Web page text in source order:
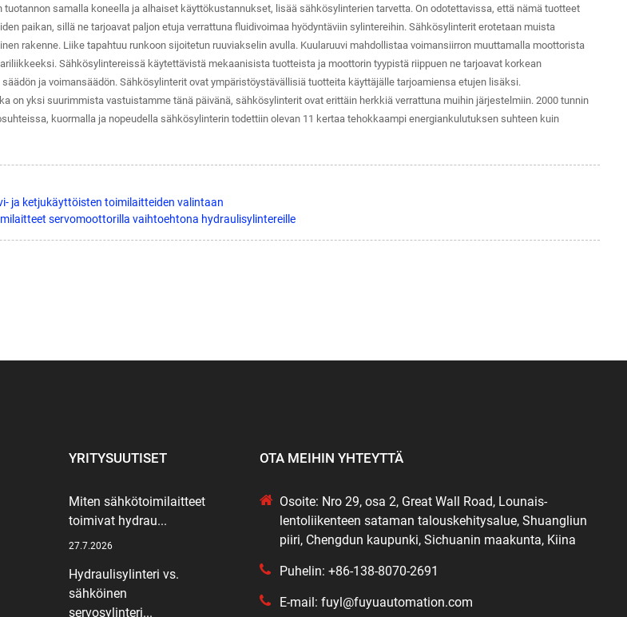
samalla koneella ja alhaiset käyttökustannukset, lisää sähkösylinterien tarvetta. On odotettavissa, että nämä tuotteet
paikan, sillä ne tarjoavat paljon etuja verrattuna fluidivoimaa hyödyntäviin sylintereihin. Sähkösylinterit erotetaan muista
rakenne. Liike tapahtuu runkoon sijoitetun ruuviakselin avulla. Kuularuuvi mahdollistaa voimansiirron muuttamalla moottorista
Sähkösylintereissä käytettävistä mekaanisista tuotteista ja moottorin tyypistä riippuen ne tarjoavat korkean
ja voimansäädön. Sähkösylinterit ovat ympäristöystävällisiä tuotteita käyttäjälle tarjoamiensa etujen lisäksi.
on yksi suurimmista vastuistamme tänä päivänä, sähkösylinterit ovat erittäin herkkiä verrattuna muihin järjestelmiin. 2000 tunnin
kuormalla ja nopeudella sähkösylinterin todettiin olevan 11 kertaa tehokkaampi energiankulutuksen suhteen kuin
ja ketjukäyttöisten toimilaitteiden valintaan
servomoottorilla vaihtoehtona hydraulisylintereille
YRITYSUUTISET
Miten sähkötoimilaitteet
toimivat hydrau...
27.7.2026
Hydraulisylinteri vs.
sähköinen
servosylinteri...
OTA MEIHIN YHTEYTTÄ
Osoite: Nro 29, osa 2, Great Wall Road, Lounais-
lentoliikenteen sataman talouskehitysalue, Shuangliun
piiri, Chengdun kaupunki, Sichuanin maakunta, Kiina
Puhelin: +86-138-8070-2691
E-mail: fuyl@fuyuautomation.com